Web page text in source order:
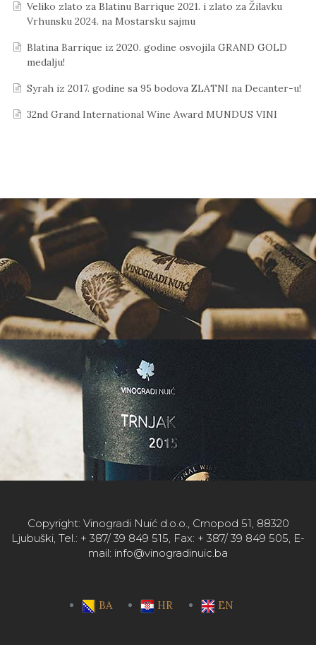
Veliko zlato za Blatinu Barrique 2021. i zlato za Žilavku
Vrhunsku 2024. na Mostarsku sajmu
Blatina Barrique iz 2020. godine osvojila GRAND GOLD
medalju!
Syrah iz 2017. godine sa 95 bodova ZLATNI na Decanter-u!
32nd Grand International Wine Award MUNDUS VINI
Copyright: Vinogradi Nuić d.o.o., Crnopod 51, 88320
Ljubuški, Tel.: + 387/ 39 849 515, Fax: + 387/ 39 849 505, E-
mail: info@vinogradinuic.ba
BA HR EN